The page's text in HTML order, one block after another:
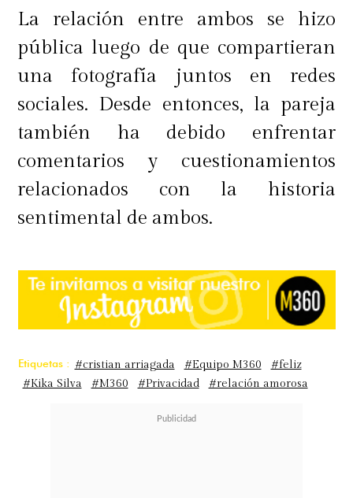
La relación entre ambos se hizo
pública luego de que compartieran
una fotografía juntos en redes
sociales. Desde entonces, la pareja
también ha debido enfrentar
comentarios y cuestionamientos
relacionados con la historia
sentimental de ambos.
Etiquetas : #cristian arriagada #Equipo M360
#feliz
#Kika Silva
#M360 #Privacidad #relación amorosa